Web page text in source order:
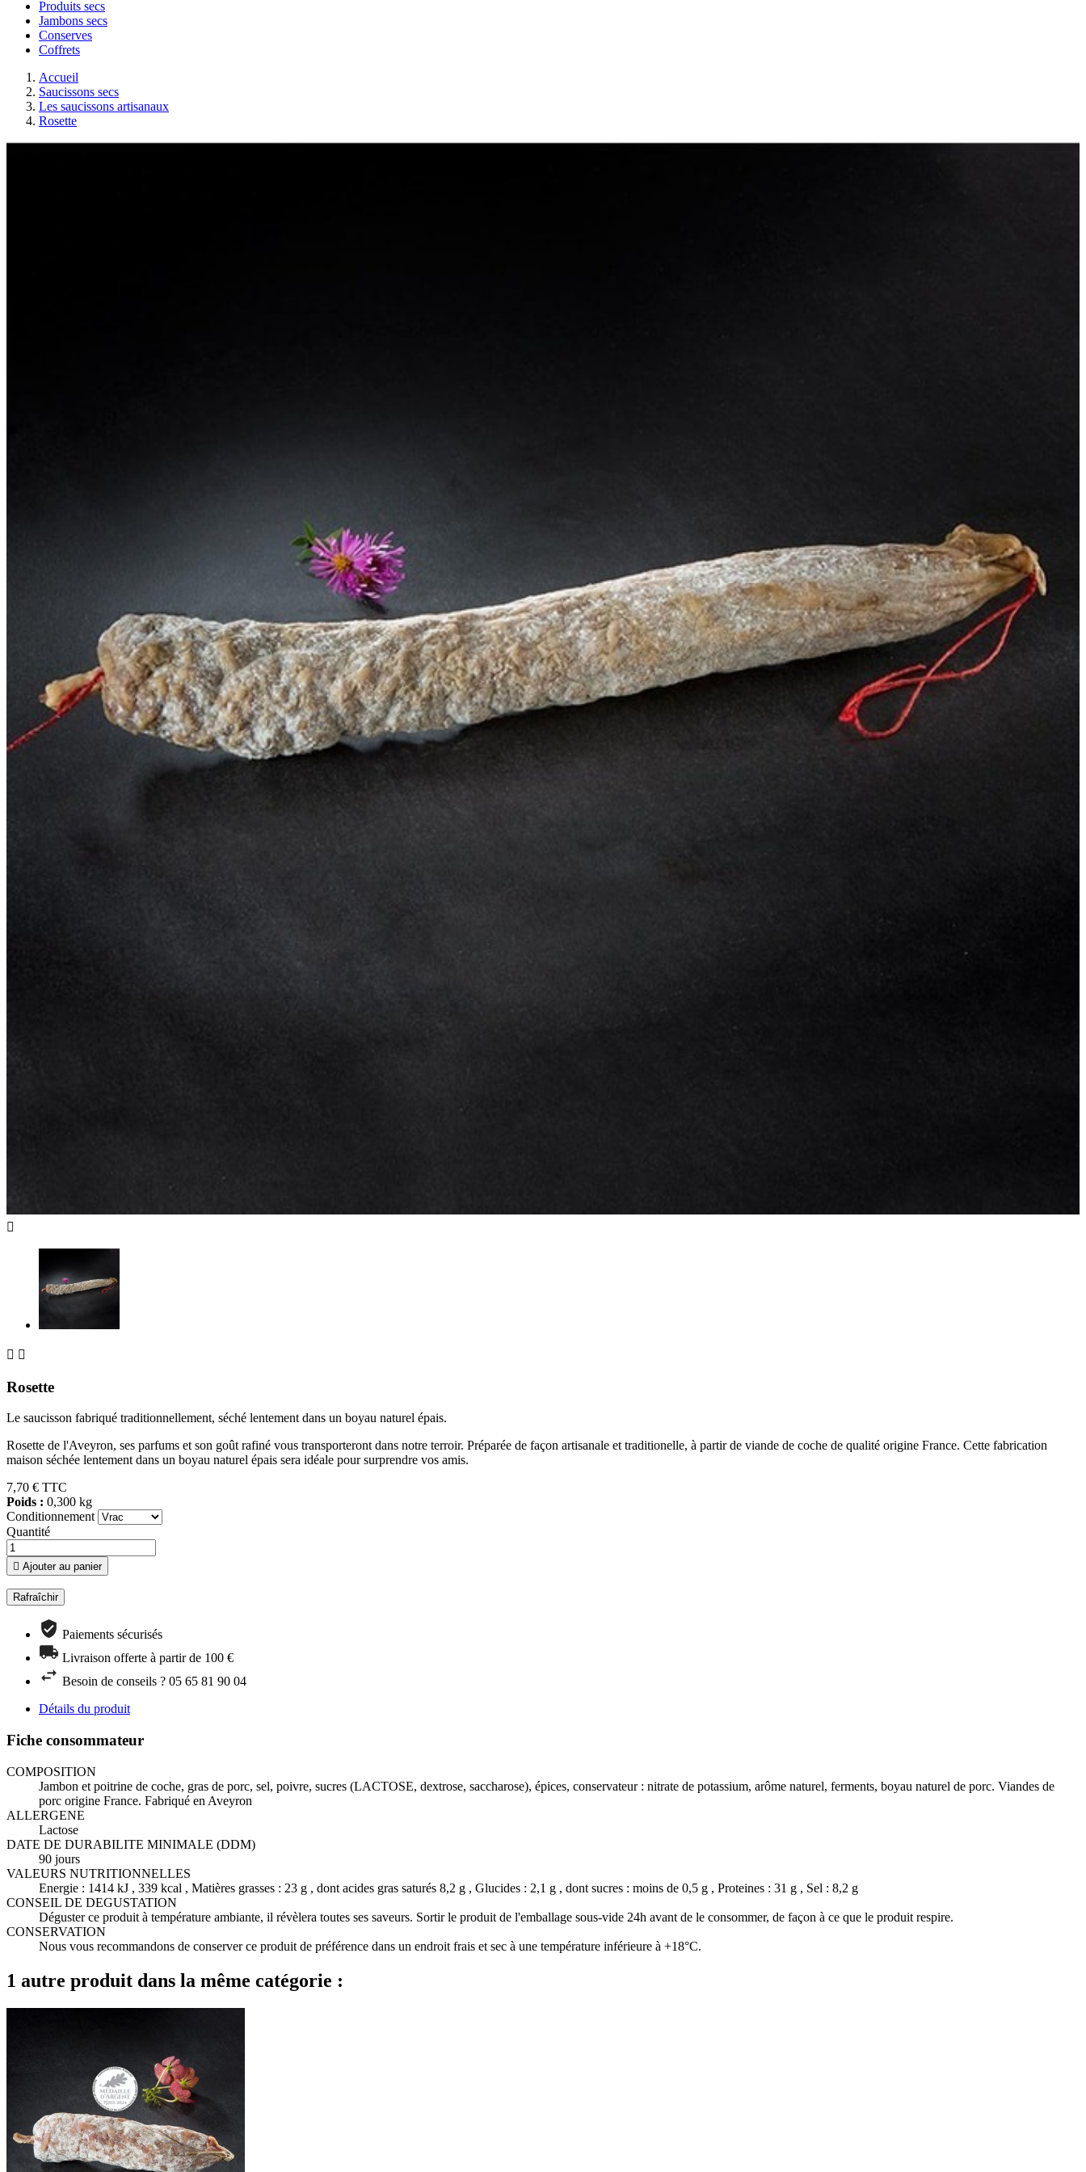
Produits secs
Jambons secs
Conserves
Coffrets
Accueil
Saucissons secs
Les saucissons artisanaux
Rosette

 
Rosette
Le saucisson fabriqué traditionnellement, séché lentement dans un boyau naturel épais.
Rosette de l'Aveyron, ses parfums et son goût rafiné vous transporteront dans notre terroir. Préparée de façon artisanale et traditionelle, à partir de viande de coche de qualité origine France. Cette fabrication
maison séchée lentement dans un boyau naturel épais sera idéale pour surprendre vos amis.
7,70 € TTC
Poids : 0,300 kg
Conditionnement
Quantité
 Ajouter au panier
Paiements sécurisés
Livraison offerte à partir de 100 €
Besoin de conseils ? 05 65 81 90 04
Détails du produit
Fiche consommateur
COMPOSITION
Jambon et poitrine de coche, gras de porc, sel, poivre, sucres (LACTOSE, dextrose, saccharose), épices, conservateur : nitrate de potassium, arôme naturel, ferments, boyau naturel de porc. Viandes de
porc origine France. Fabriqué en Aveyron
ALLERGENE
Lactose
DATE DE DURABILITE MINIMALE (DDM)
90 jours
VALEURS NUTRITIONNELLES
Energie : 1414 kJ , 339 kcal , Matières grasses : 23 g , dont acides gras saturés 8,2 g , Glucides : 2,1 g , dont sucres : moins de 0,5 g , Proteines : 31 g , Sel : 8,2 g
CONSEIL DE DEGUSTATION
Déguster ce produit à température ambiante, il révèlera toutes ses saveurs. Sortir le produit de l'emballage sous-vide 24h avant de le consommer, de façon à ce que le produit respire.
CONSERVATION
Nous vous recommandons de conserver ce produit de préférence dans un endroit frais et sec à une température inférieure à +18°C.
1 autre produit dans la même catégorie :